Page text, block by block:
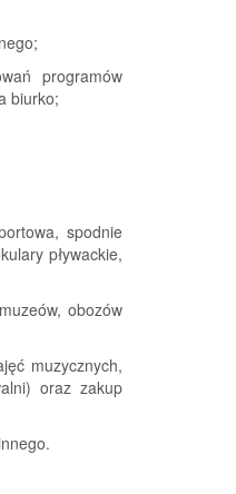
programów
biurko;
spodnie
pływackie,
obozów
muzycznych,
oraz zakup